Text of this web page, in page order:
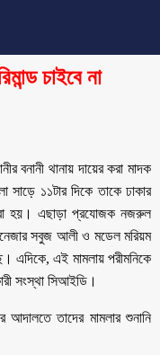
চাইবে না
বনানী থানায় দায়ের করা মাদক
সাড়ে ১১টার দিকে তাকে ঢাকার
হয়। এছাড়া প্রযোজক নজরুল
সবুজ আলী ও মডেল মরিয়ম
এদিকে, এই মামলায় পরীমনিকে
সংস্থা সিআইডি।
আদালতে তাদের মামলার শুনানি